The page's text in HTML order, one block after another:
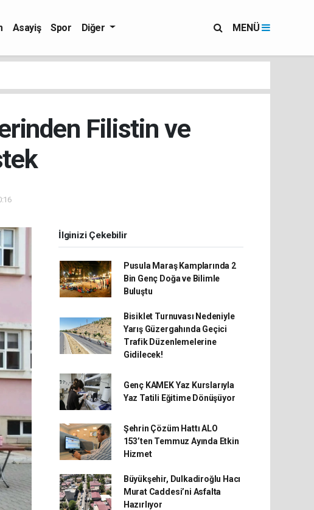
Asayiş Spor Diğer MENÜ
Filistin ve
İlginizi Çekebilir
Pusula Maraş Kamplarında 2
Bin Genç Doğa ve Bilimle
Buluştu
Bisiklet Turnuvası Nedeniyle
Yarış Güzergahında Geçici
Trafik Düzenlemelerine
Gidilecek!
Genç KAMEK Yaz Kurslarıyla
Yaz Tatili Eğitime Dönüşüyor
Şehrin Çözüm Hattı ALO
153’ten Temmuz Ayında Etkin
Hizmet
Büyükşehir, Dulkadiroğlu Hacı
Murat Caddesi’ni Asfalta
Hazırlıyor